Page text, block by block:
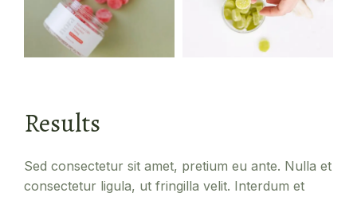
Results
Sed consectetur sit amet, pretium eu ante. Nulla et
consectetur ligula, ut fringilla velit. Interdum et